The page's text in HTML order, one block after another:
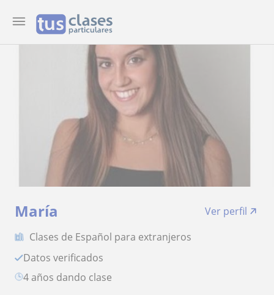
María
Ver perfil
Clases de Español para extranjeros
Datos verificados
4 años dando clase